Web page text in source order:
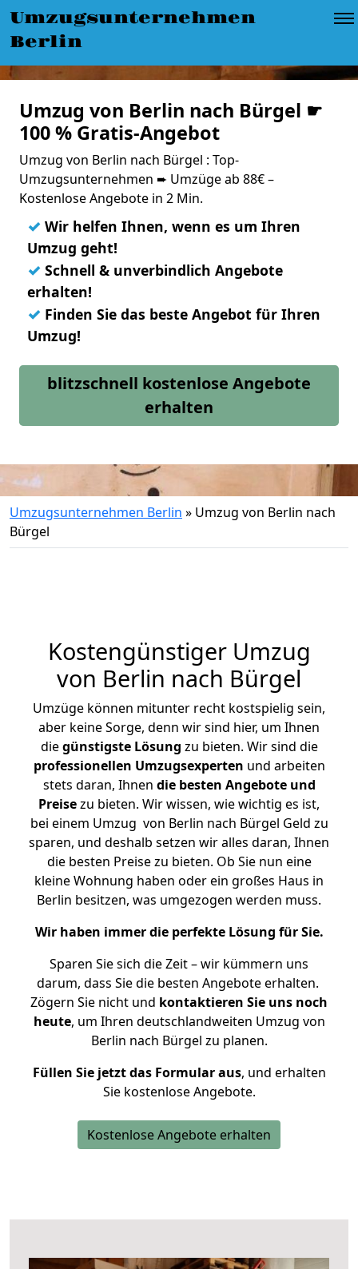
Umzugsunternehmen
Berlin
Umzug von Berlin nach Bürgel ☛
100 % Gratis-Angebot
Umzug von Berlin nach Bürgel : Top-
Umzugsunternehmen ➨ Umzüge ab 88€ –
Kostenlose Angebote in 2 Min.
✓ Wir helfen Ihnen, wenn es um Ihren
Umzug geht!
✓ Schnell & unverbindlich Angebote
erhalten!
✓ Finden Sie das beste Angebot für Ihren
Umzug!
blitzschnell kostenlose Angebote
erhalten
Umzugsunternehmen Berlin » Umzug von Berlin nach
Bürgel
Kostengünstiger Umzug
von Berlin nach Bürgel
Umzüge können mitunter recht kostspielig sein,
aber keine Sorge, denn wir sind hier, um Ihnen
diegünstigste Lösung zu bieten. Wir sind die
professionellen Umzugsexperten und arbeiten
stets daran, Ihnen die besten Angebote und
Preisezu bieten. Wir wissen, wie wichtig es ist,
bei einem Umzug von Berlin nach Bürgel Geld zu
sparen, und deshalb setzen wir alles daran, Ihnen
die besten Preise zu bieten. Ob Sie nun eine
kleine Wohnung haben oder ein großes Haus in
Berlin besitzen, was umgezogen werden muss.
Wir haben immer die perfekte Lösung für Sie.
Sparen Sie sich die Zeit – wir kümmern uns
darum, dass Sie die besten Angebote erhalten.
Zögern Sie nicht und kontaktieren Sie uns noch
heute, um Ihren deutschlandweiten Umzug von
Berlin nach Bürgel zu planen.
Füllen Sie jetzt das Formular aus, und erhalten
Sie kostenlose Angebote.
Kostenlose Angebote erhalten